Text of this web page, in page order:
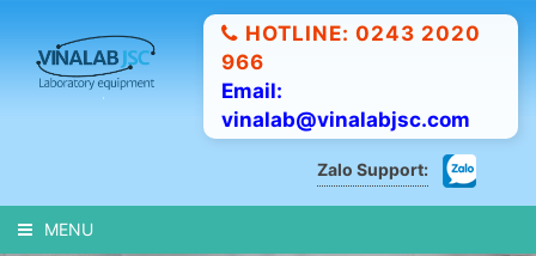
HOTLINE: 0243 2020
966
Email:
vinalab@vinalabjsc.com
Zalo Support:
MENU